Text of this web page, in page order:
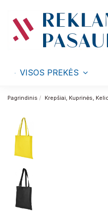
VISOS PREKĖS
Pagrindinis Krepšiai, Kuprinės,